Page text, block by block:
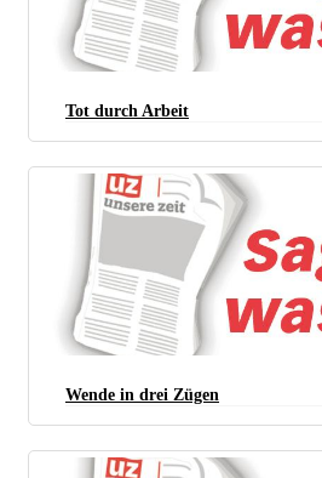
Tot durch Arbeit
Wende in drei Zügen